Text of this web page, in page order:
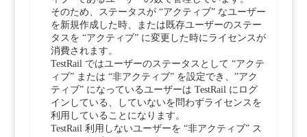
そのため、ステータスが “アクティブ” なユーザー
を新規作成した時、または既存ユーザーのステー
タスを “アクティブ” に変更した時にライセンスが
消費されます。
TestRail ではユーザーのステータスとして “アクテ
ィブ” または “非アクティブ” を設定でき、”アク
ティブ” になっているユーザーは TestRail にログ
インしている、していないを問わずライセンスを
利用していることになります。
TestRail 利用しないユーザーを “非アクティブ” ス